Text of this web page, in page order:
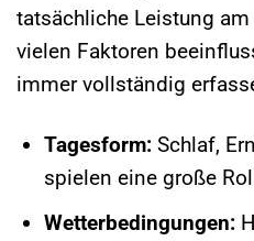
tatsächliche Leistung
vielen Faktoren
immer vollständig
Tagesform:Schlaf,
spielen eine große
Wetterbedingungen: